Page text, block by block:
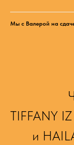
Мы с Валерой на
TIFFANY
и